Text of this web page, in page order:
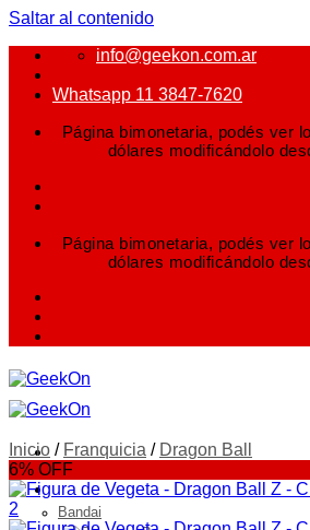
Saltar al contenido
info@geekon.com.ar
Whatsapp 11 3847-7620
Página bimonetaria, podés ver
dólares modificándolo
Página bimonetaria, podés ver
dólares modificándolo
FIGURAS
Bandai
Inicio / Franquicia / Dragon Ball
6% OFF